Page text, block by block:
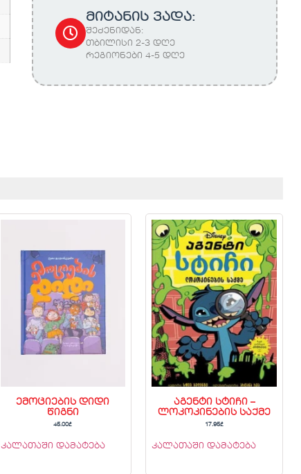
მიტანის ვადა:
შეძენიდან:
თბილისი 2-3 დღე
რეგიონები 4-5 დღე
ემოციების დიდი
წიგნი
45.00₾
კალათაში დამატება
აგენტი სტიჩი –
ლოკოკინების საქმე
17.95₾
კალათაში დამატება